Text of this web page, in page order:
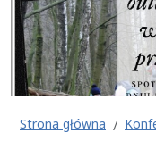
Strona główna